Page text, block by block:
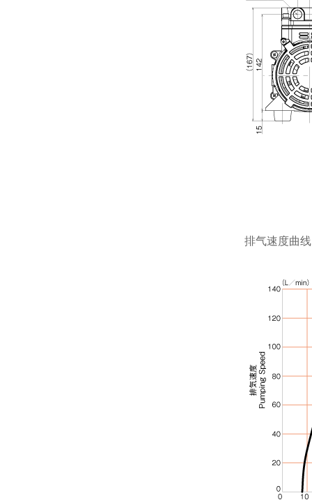
排气速度曲线